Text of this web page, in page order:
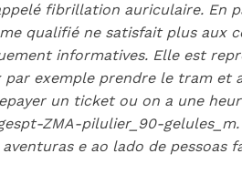
fibrillation auriculaire. En
qualifié ne satisfait plus
informatives. Elle est
par exemple prendre le tram
un ticket ou on a une
ZMA-pilulier_90-
aventuras e ao lado de pessoas